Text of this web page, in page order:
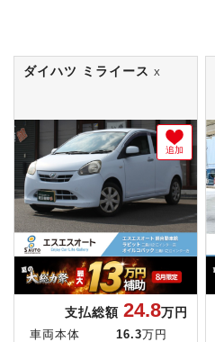
ダイハツ ミライース X
追加
支払総額 24.8万円
車両本体 16.3 万円